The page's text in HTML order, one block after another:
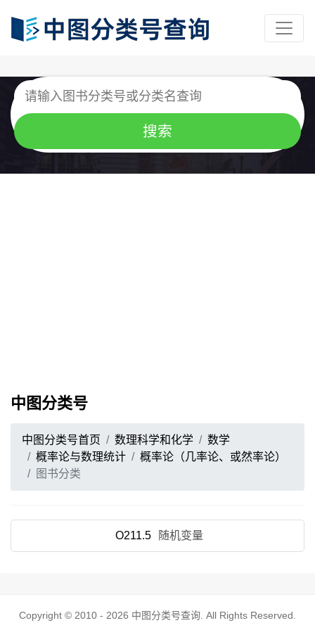
中图分类号
中图分类号首页 数理科学和化学
数学
概率论与数理统计
概率论（几率论、或然率论）
图书分类
O211.5 随机变量
Copyright © 2010 - 2026 中图分类号查询 . All Rights Reserved.